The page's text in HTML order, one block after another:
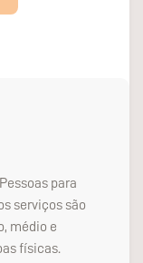
para
serviços são
médio e
físicas.